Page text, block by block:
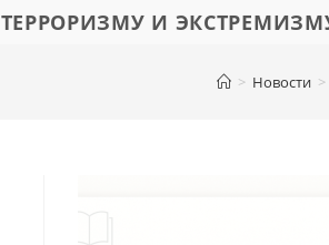
И
> Новости >